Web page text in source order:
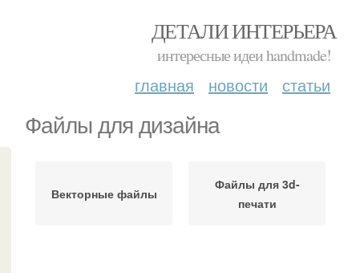
ДЕТАЛИ ИНТЕРЬЕРА
интересные идеи handmade!
главная новости статьи
Файлы для дизайна
Векторные файлы
Файлы для 3d-
печати